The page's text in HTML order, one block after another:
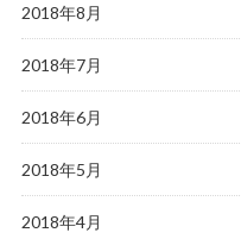
2018年8月
2018年7月
2018年6月
2018年5月
2018年4月